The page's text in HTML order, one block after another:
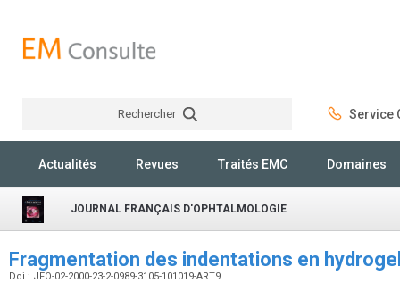
Rechercher Service
Actualités Revues Traités EMC Domaines
JOURNAL FRANÇAIS D'OPHTALMOLOGIE
Fragmentation des indentations en
Doi : JFO-02-2000-23-2-0989-3105-101019-ART9